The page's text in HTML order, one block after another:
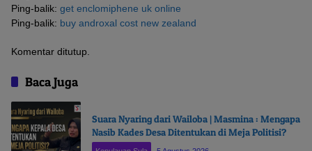
Ping-balik: get enclomiphene uk online
Ping-balik: buy androxal cost new zealand
Komentar ditutup.
Baca Juga
Suara Nyaring dari Wailoba | Masmina : Mengapa
Nasib Kades Desa Ditentukan di Meja Politisi?